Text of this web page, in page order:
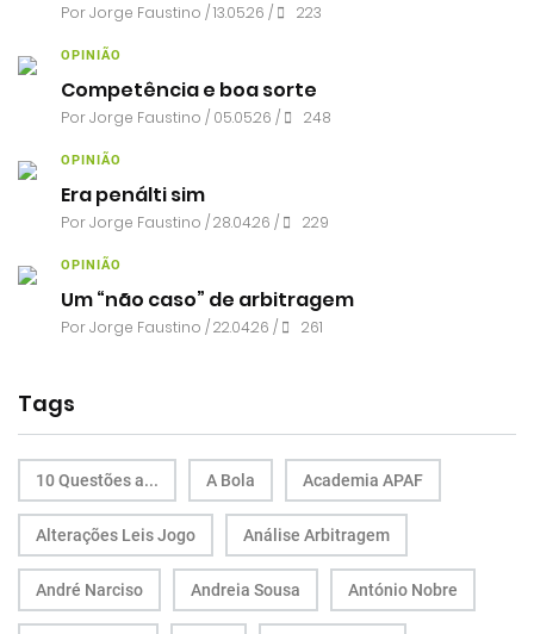
PorJorge Faustino / 13.05.26 / 223
OPINIÃO
Competência e boa sorte
PorJorge Faustino / 05.05.26 / 248
OPINIÃO
Era penálti sim
PorJorge Faustino / 28.04.26 / 229
OPINIÃO
Um “não caso” de arbitragem
PorJorge Faustino / 22.04.26 / 261
Tags
10 Questões a... A Bola Academia APAF
Alterações Leis Jogo Análise Arbitragem
André Narciso Andreia Sousa António Nobre